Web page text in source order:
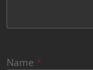
Name *